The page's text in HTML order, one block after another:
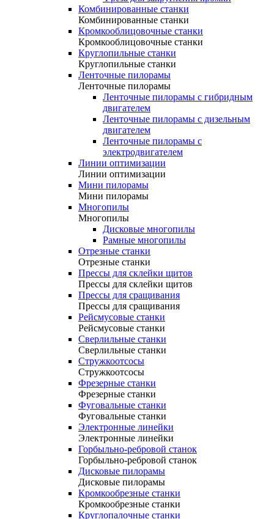
Комбинированные станки
Комбинированные станки
Кромкооблицовочные станки
Кромкооблицовочные станки
Круглопильные станки
Круглопильные станки
Ленточные пилорамы
Ленточные пилорамы
Ленточные пилорамы с гибридным
двигателем
Ленточные пилорамы с дизельным
двигателем
Ленточные пилорамы с
электродвигателем
Линии оптимизации
Линии оптимизации
Мини пилорамы
Мини пилорамы
Многопилы
Многопилы
Дисковые многопилы
Рамные многопилы
Отрезные станки
Отрезные станки
Прессы для склейки щитов
Прессы для склейки щитов
Прессы для сращивания
Прессы для сращивания
Рейсмусовые станки
Рейсмусовые станки
Сверлильные станки
Сверлильные станки
Стружкоотсосы
Стружкоотсосы
Фрезерные станки
Фрезерные станки
Фуговальные станки
Фуговальные станки
Электронные линейки
Электронные линейки
Горбыльно-ребровой станок
Горбыльно-ребровой станок
Дисковые пилорамы
Дисковые пилорамы
Кромкообрезные станки
Кромкообрезные станки
Круглопалочные станки